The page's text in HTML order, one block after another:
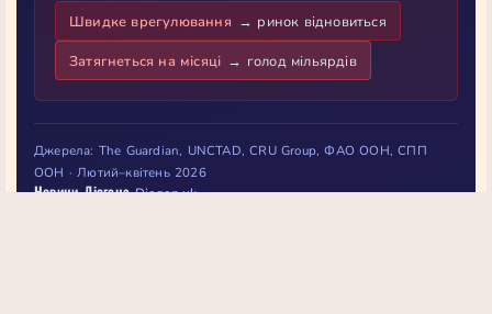
Швидке врегулювання → ринок відновиться
Затягнеться на місяці → голод мільярдів
Джерела: The Guardian, UNCTAD, CRU Group, ФАО ООН, СПП
ООН · Лютий–квітень 2026
Новини ДіогенаDiogen.uk